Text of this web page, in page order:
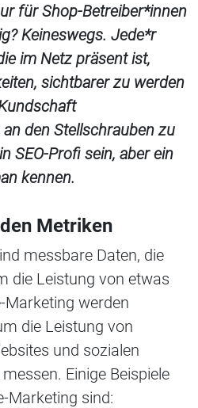
für Shop-Betreiber*innen
Keineswegs. Jede*r
im Netz präsent ist,
sichtbarer zu werden
den Stellschrauben zu
SEO-Profi sein, aber ein
kennen.
Metriken
messbare Daten, die
die Leistung von etwas
Marketing werden
die Leistung von
und sozialen
Einige Beispiele
Marketing sind: